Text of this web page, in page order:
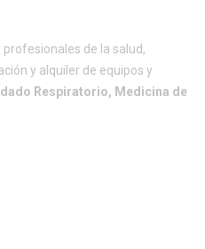
de la salud,
y alquiler de equipos y
Respiratorio, Medicina de